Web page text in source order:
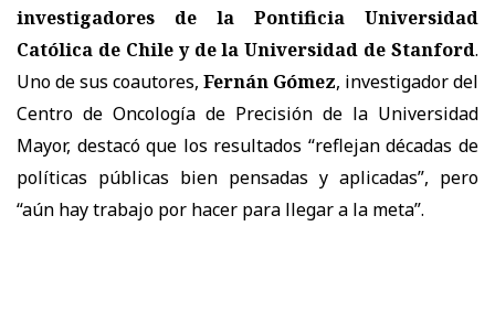
investigadores de la Pontificia Universidad
Católica de Chile y de la Universidad de Stanford.
Uno de sus coautores, Fernán Gómez, investigador del
Centro de Oncología de Precisión de la Universidad
Mayor, destacó que los resultados “reflejan décadas de
políticas públicas bien pensadas y aplicadas”, pero
“aún hay trabajo por hacer para llegar a la meta”.